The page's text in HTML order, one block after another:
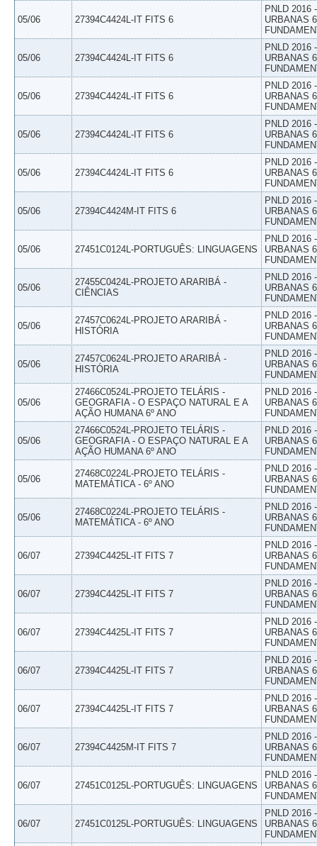
05/06 27394C4424L-IT FITS 6
PNLD 2016
URBANAS
05/06 27394C4424L-IT FITS 6
PNLD 2016
URBANAS
05/06 27394C4424L-IT FITS 6
PNLD 2016
URBANAS
05/06 27394C4424L-IT FITS 6
PNLD 2016
URBANAS
05/06 27394C4424L-IT FITS 6
PNLD 2016
URBANAS
05/06 27394C4424M-IT FITS 6
PNLD 2016
URBANAS
05/06 27451C0124L-PORTUGUÊS: LINGUAGENS
PNLD 2016
URBANAS
05/06
27455C0424L-PROJETO ARARIBÁ -
CIÊNCIAS
PNLD 2016
URBANAS
05/06
27457C0624L-PROJETO ARARIBÁ -
HISTÓRIA
PNLD 2016
URBANAS
05/06
27457C0624L-PROJETO ARARIBÁ -
HISTÓRIA
PNLD 2016
URBANAS
05/06
27466C0524L-PROJETO TELÁRIS -
GEOGRAFIA - O ESPAÇO NATURAL E A
AÇÃO HUMANA 6º ANO
PNLD 2016
URBANAS
05/06
27466C0524L-PROJETO TELÁRIS -
GEOGRAFIA - O ESPAÇO NATURAL E A
AÇÃO HUMANA 6º ANO
PNLD 2016
URBANAS
05/06
27468C0224L-PROJETO TELÁRIS -
MATEMÁTICA - 6º ANO
PNLD 2016
URBANAS
05/06
27468C0224L-PROJETO TELÁRIS -
MATEMÁTICA - 6º ANO
PNLD 2016
URBANAS
06/07 27394C4425L-IT FITS 7
PNLD 2016
URBANAS
06/07 27394C4425L-IT FITS 7
PNLD 2016
URBANAS
06/07 27394C4425L-IT FITS 7
PNLD 2016
URBANAS
06/07 27394C4425L-IT FITS 7
PNLD 2016
URBANAS
06/07 27394C4425L-IT FITS 7
PNLD 2016
URBANAS
06/07 27394C4425M-IT FITS 7
PNLD 2016
URBANAS
06/07 27451C0125L-PORTUGUÊS: LINGUAGENS
PNLD 2016
URBANAS
06/07 27451C0125L-PORTUGUÊS: LINGUAGENS
PNLD 2016
URBANAS